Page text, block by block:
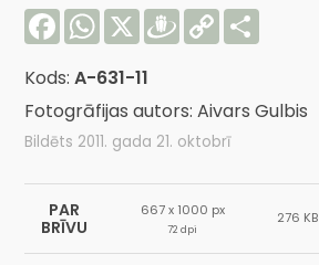
FacebookWhatsApp
X Draugiem
Copy
Link
Kods:A-631-11
Fotogrāfijas autors: Aivars Gulbis
Bildēts 2011. gada 21. oktobrī
PAR
BRĪVU
667 x 1000 px
72 dpi
276 KB